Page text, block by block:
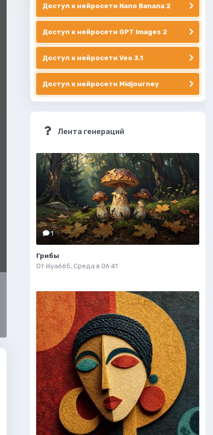
Доступ к нейросети Nano Banana 2
Доступ к нейросети GPT Images 2
Доступ к нейросети Veo 3.1
Доступ к нейросети Midjourney
Лента генераций
1
Грибы
От iliya665, Среда в 06:41